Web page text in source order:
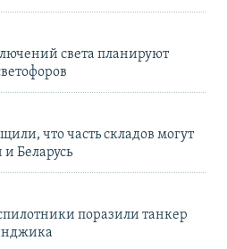
света планируют
что часть складов могут
Беларусь
поразили танкер